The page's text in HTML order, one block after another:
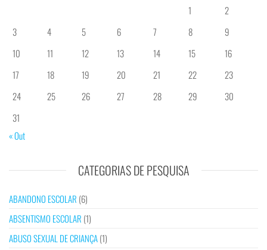
1
2
3
4 5 6 7 8
9
10
11 12 13 14 15
16
17
18 19 20 21 22
23
24
25 26 27 28 29
30
31
« Out
CATEGORIAS DE PESQUISA
ABANDONO ESCOLAR (6)
ABSENTISMO ESCOLAR (1)
ABUSO SEXUAL DE CRIANÇA(1)